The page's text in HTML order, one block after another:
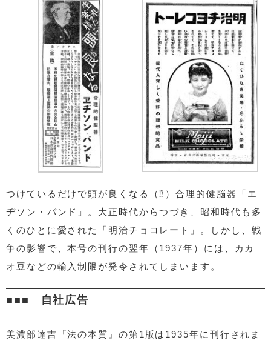
つけているだけで頭が良くなる（⁉）合理的健脳器「エ
ヂソン・バンド」。大正時代からつづき、昭和時代も多
くのひとに愛された「明治チョコレート」。しかし、戦
争の影響で、本号の刊行の翌年（1937年）には、カカ
オ豆などの輸入制限が発令されてしまいます。
自社広告
美濃部達吉『法の本質』の第1版は1935年に刊行されま